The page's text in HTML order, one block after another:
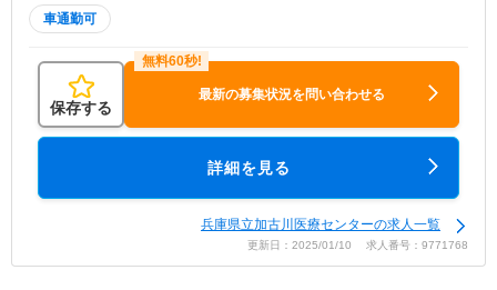
車通勤可
保存する
最新の募集状況を問い合わせる
詳細を見る
兵庫県立加古川医療センターの求人一覧
更新日：2025/01/10 求人番号：9771768